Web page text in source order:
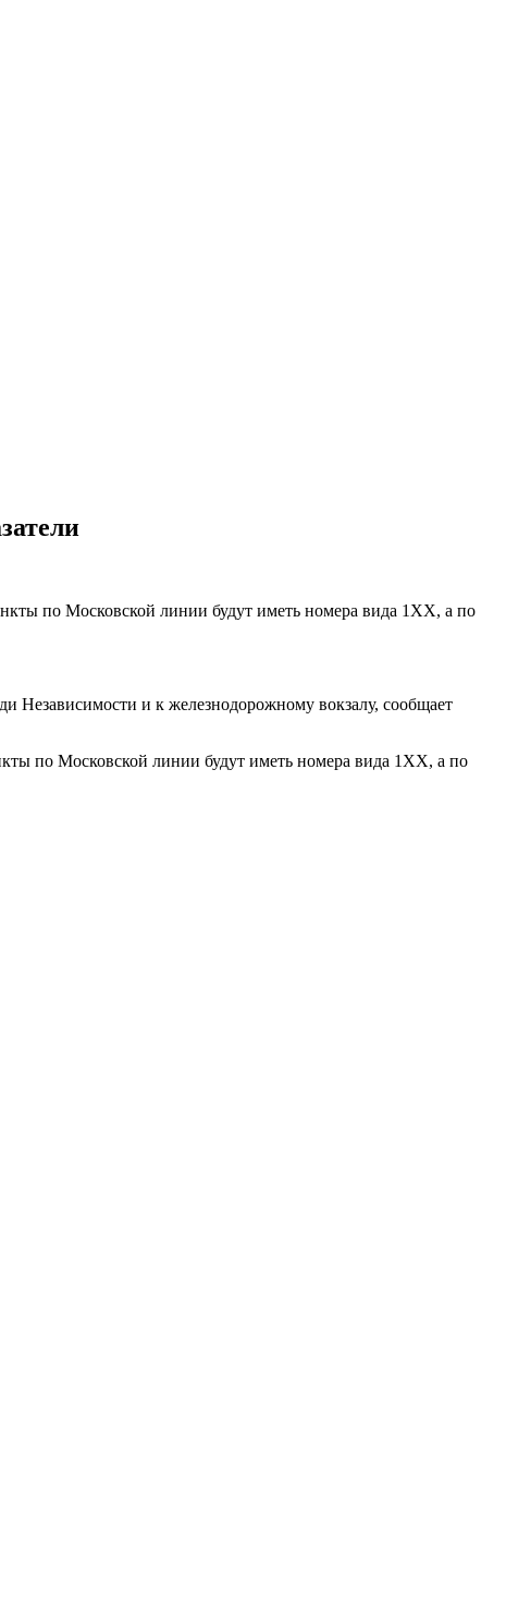
по Московской линии будут иметь номера вида 1ХХ, а по
Независимости и к железнодорожному вокзалу, сообщает
по Московской линии будут иметь номера вида 1ХХ, а по